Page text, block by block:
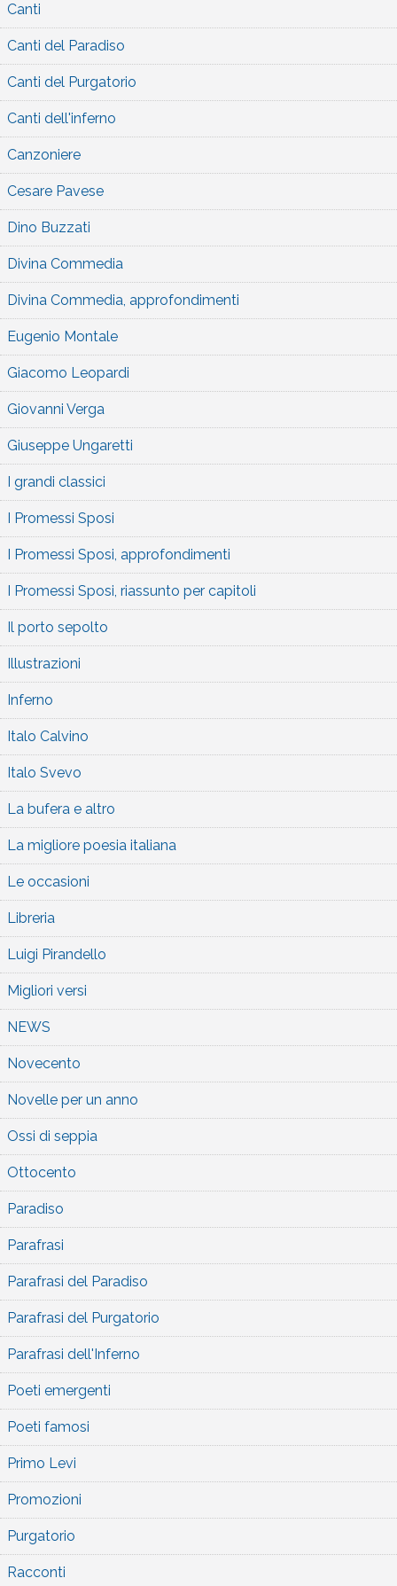
Canti
Canti del Paradiso
Canti del Purgatorio
Canti dell'inferno
Canzoniere
Cesare Pavese
Dino Buzzati
Divina Commedia
Divina Commedia, approfondimenti
Eugenio Montale
Giacomo Leopardi
Giovanni Verga
Giuseppe Ungaretti
I grandi classici
I Promessi Sposi
I Promessi Sposi, approfondimenti
I Promessi Sposi, riassunto per capitoli
Il porto sepolto
Illustrazioni
Inferno
Italo Calvino
Italo Svevo
La bufera e altro
La migliore poesia italiana
Le occasioni
Libreria
Luigi Pirandello
Migliori versi
NEWS
Novecento
Novelle per un anno
Ossi di seppia
Ottocento
Paradiso
Parafrasi
Parafrasi del Paradiso
Parafrasi del Purgatorio
Parafrasi dell'Inferno
Poeti emergenti
Poeti famosi
Primo Levi
Promozioni
Purgatorio
Racconti